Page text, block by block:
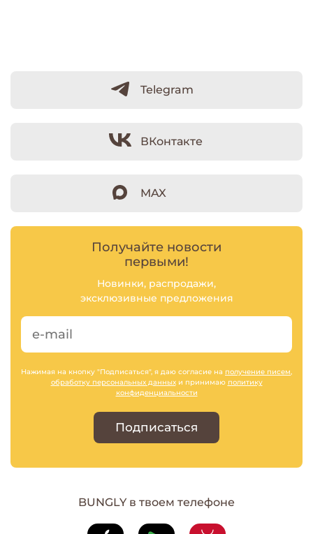
Telegram
ВКонтакте
MAX
Получайте новости
первыми!
Новинки, распродажи,
эксклюзивные предложения
Нажимая на кнопку "Подписаться", я даю согласие на получение писем,
обработку персональных данныхи принимаю политику
конфиденциальности
Подписаться
BUNGLY в твоем телефоне